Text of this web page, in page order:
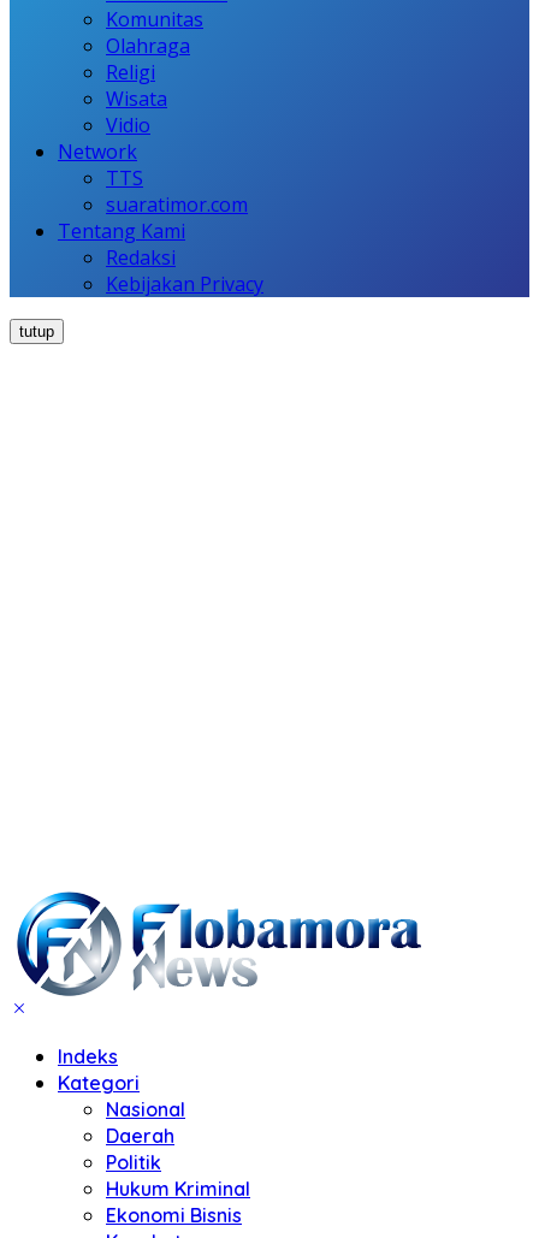
Komunitas
Olahraga
Religi
Wisata
Vidio
Network
TTS
suaratimor.com
Tentang Kami
Redaksi
Kebijakan Privacy
tutup
Indeks
Kategori
Nasional
Daerah
Politik
Hukum Kriminal
Ekonomi Bisnis